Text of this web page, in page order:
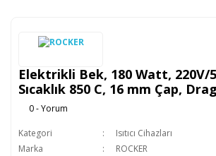
Elektrikli Bek, 180 Watt, 220V/
Sıcaklık 850 C, 16 mm Çap,
0 - Yorum
Kategori
Isıtıcı Cihazları
Marka
ROCKER